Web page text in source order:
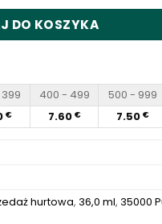
DO KOSZYKA
400 - 499 500 - 999
€ 7.60 € 7.50 €
hurtowa, 36,0 ml, 35000